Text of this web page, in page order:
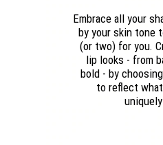
Embrace all your
by your skin tone
(or two) for you.
lip looks - from
bold - by
to reflect
uniquely